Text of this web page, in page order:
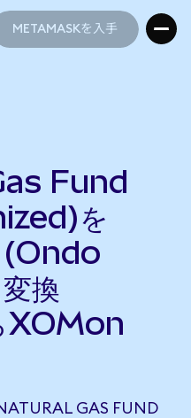
METAMASKを入手
Fund
を
換
XOMon
GAS FUND